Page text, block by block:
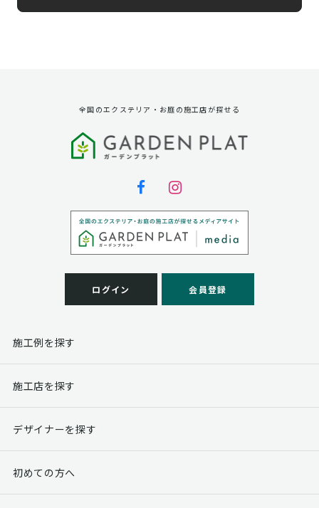
全国のエクステリア・お庭の施工店が探せる
ログイン 会員登録
施工例を探す
施工店を探す
デザイナーを探す
初めての方へ